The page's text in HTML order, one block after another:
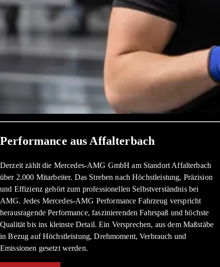
Performance aus Affalterbach
Derzeit zählt die Mercedes-AMG GmbH am Standort Affalterbach
über 2.000 Mitarbeiter. Das Streben nach Höchstleistung, Präzision
und Effizienz gehört zum professionellen Selbstverständnis bei
AMG. Jedes Mercedes-AMG Performance Fahrzeug verspricht
herausragende Performance, faszinierenden Fahrspaß und höchste
Qualität bis ins kleinste Detail. Ein Versprechen, aus dem Maßstäbe
in Bezug auf Höchstleistung, Drehmoment, Verbrauch und
Emissionen gesetzt werden.